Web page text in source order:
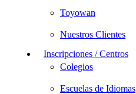
Toyowan
Nuestros Clientes
Inscripciones / Centros
Colegios
Escuelas de Idiomas